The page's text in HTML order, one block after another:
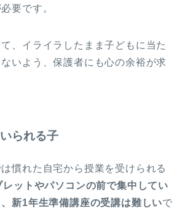
要です。
、イライラしたまま子どもに当た
いよう、保護者にも心の余裕が求
られる子
慣れた自宅から授業を受けられる
レットやパソコンの前で集中してい
新1年生準備講座の受講は難しいで